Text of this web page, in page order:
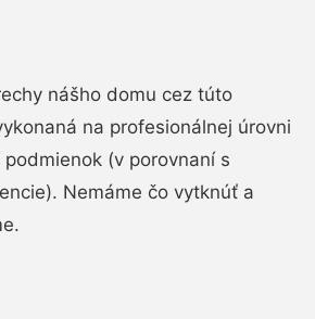
nášho domu cez túto
na profesionálnej úrovni
(v porovnaní s
Nemáme čo vytknúť a